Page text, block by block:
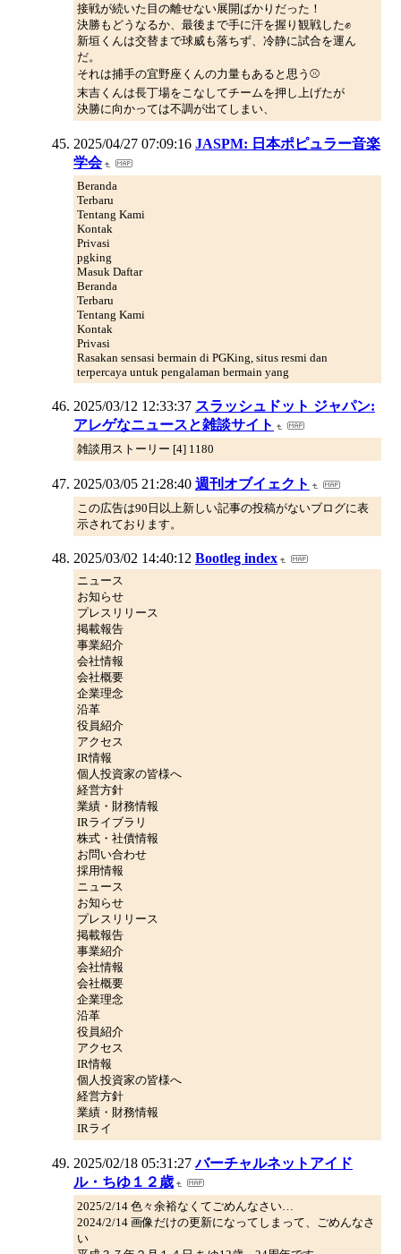
接戦が続いた目の離せない展開ばかりだった！
決勝もどうなるか、最後まで手に汗を握り観戦した✊
新垣くんは交替まで球威も落ちず、冷静に試合を運ん
だ。
それは捕手の宜野座くんの力量もあると思う⚾
末吉くんは長丁場をこなしてチームを押し上げたが
決勝に向かっては不調が出てしまい、
2025/04/27 07:09:16 JASPM: 日本ポピュラー音楽
学会
Beranda
Terbaru
Tentang Kami
Kontak
Privasi
pgking
Masuk Daftar
Beranda
Terbaru
Tentang Kami
Kontak
Privasi
Rasakan sensasi bermain di PGKing, situs resmi dan
terpercaya untuk pengalaman bermain yang
2025/03/12 12:33:37 スラッシュドット ジャパン:
アレゲなニュースと雑談サイト
雑談用ストーリー [4] 1180
2025/03/05 21:28:40 週刊オブイェクト
この広告は90日以上新しい記事の投稿がないブログに表
示されております。
2025/03/02 14:40:12 Bootleg index
ニュース
お知らせ
プレスリリース
掲載報告
事業紹介
会社情報
会社概要
企業理念
沿革
役員紹介
アクセス
IR情報
個人投資家の皆様へ
経営方針
業績・財務情報
IRライブラリ
株式・社債情報
お問い合わせ
採用情報
ニュース
お知らせ
プレスリリース
掲載報告
事業紹介
会社情報
会社概要
企業理念
沿革
役員紹介
アクセス
IR情報
個人投資家の皆様へ
経営方針
業績・財務情報
IRライ
2025/02/18 05:31:27 バーチャルネットアイド
ル・ちゆ１２歳
2025/2/14 色々余裕なくてごめんなさい…
2024/2/14 画像だけの更新になってしまって、ごめんなさ
い